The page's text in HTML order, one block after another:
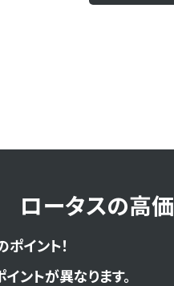
ロータスの高
イント！
ントが異なります。